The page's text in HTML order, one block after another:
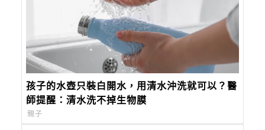
孩子的水壺只裝白開水，用清水沖洗就可以？醫
師提醒：清水洗不掉生物膜
親子